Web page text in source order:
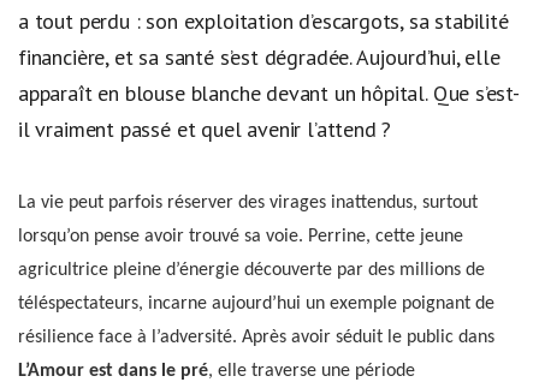
a tout perdu : son exploitation d’escargots, sa stabilité
financière, et sa santé s’est dégradée. Aujourd’hui, elle
apparaît en blouse blanche devant un hôpital. Que s’est-
il vraiment passé et quel avenir l’attend ?
La vie peut parfois réserver des virages inattendus, surtout
lorsqu’on pense avoir trouvé sa voie. Perrine, cette jeune
agricultrice pleine d’énergie découverte par des millions de
téléspectateurs, incarne aujourd’hui un exemple poignant de
résilience face à l’adversité. Après avoir séduit le public dans
L’Amour est dans le pré, elle traverse une période